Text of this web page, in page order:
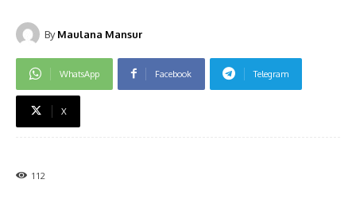
By Maulana Mansur
WhatsApp Facebook Telegram
X
112